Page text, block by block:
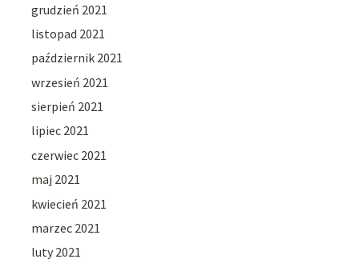
grudzień 2021
listopad 2021
październik 2021
wrzesień 2021
sierpień 2021
lipiec 2021
czerwiec 2021
maj 2021
kwiecień 2021
marzec 2021
luty 2021